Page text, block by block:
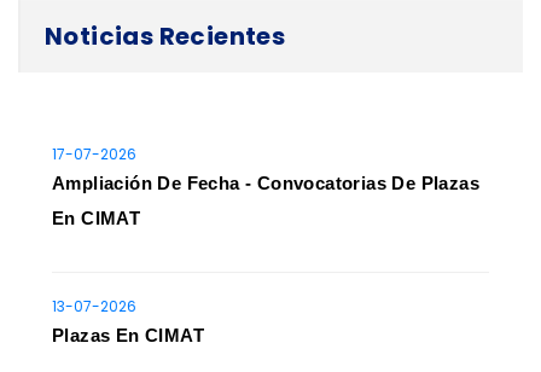
Noticias Recientes
17-07-2026
Ampliación De Fecha - Convocatorias De Plazas
En CIMAT
13-07-2026
Plazas En CIMAT